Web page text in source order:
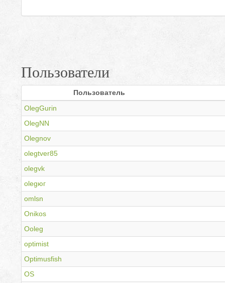
Пользователи
Пользователь
OlegGurin
OlegNN
Olegnov
olegtver85
olegvk
olegюг
omlsn
Onikos
Ooleg
optimist
Optimusfish
OS